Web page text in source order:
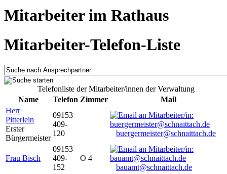
Mitarbeiter im Rathaus
Mitarbeiter-Telefon-Liste
Telefonliste der Mitarbeiter/innen der Verwaltung
Name
Telefon Zimmer
Mail
Herr
Pitterlein
Erster
Bürgermeister
09153
409-
120
buergermeister@schnaittach.de
Frau Bisch
09153
409-
152
O 4
bauamt@schnaittach.de